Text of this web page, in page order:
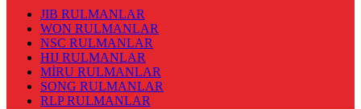
JIB RULMANLAR
WON RULMANLAR
NSC RULMANLAR
HIJ RULMANLAR
MİRU RULMANLAR
SONG RULMANLAR
RLP RULMANLAR